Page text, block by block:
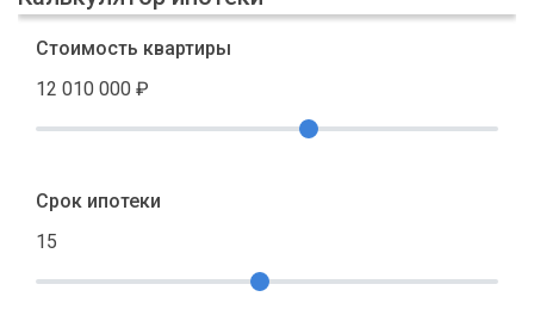
Стоимость квартиры
12 010 000 ₽
Срок ипотеки
15